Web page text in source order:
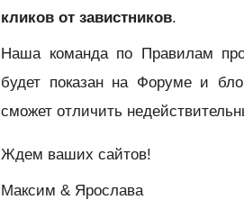
кликов от завистников.
Наша команда по Правилам
будет показан на Форуме и
сможет отличить
Ждем ваших сайтов!
Максим & Ярослава